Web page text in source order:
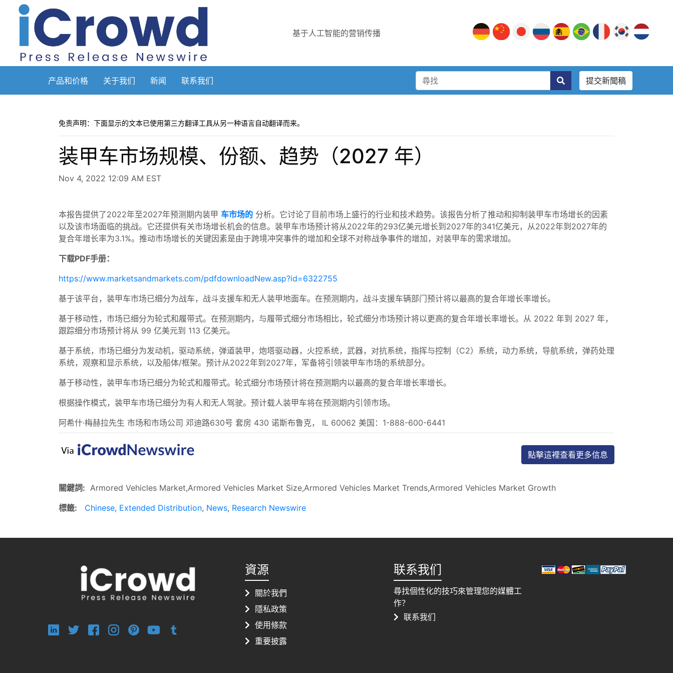
基于人工智能的营销传播
产品和价格 关于我们 新闻 联系我们 提交新聞稿
免责声明：下面显示的文本已使用第三方翻译工具从另一种语言自动翻译而来。
装甲车市场规模、份额、趋势（2027 年）
Nov 4, 2022 12:09 AM EST
本报告提供了2022年至2027年预测期内装甲 车市场的 分析。它讨论了目前市场上盛行的行业和技术趋势。该报告分析了推动和抑制装甲车市场增长的因素
以及该市场面临的挑战。它还提供有关市场增长机会的信息。装甲车市场预计将从2022年的293亿美元增长到2027年的341亿美元，从2022年到2027年的
复合年增长率为3.1%。推动市场增长的关键因素是由于跨境冲突事件的增加和全球不对称战争事件的增加，对装甲车的需求增加。
下载PDF手册：
https://www.marketsandmarkets.com/pdfdownloadNew.asp?id=6322755
基于该平台，装甲车市场已细分为战车，战斗支援车和无人装甲地面车。在预测期内，战斗支援车辆部门预计将以最高的复合年增长率增长。
基于移动性，市场已细分为轮式和履带式。在预测期内，与履带式细分市场相比，轮式细分市场预计将以更高的复合年增长率增长。从 2022 年到 2027 年，
跟踪细分市场预计将从 99 亿美元到 113 亿美元。
基于系统，市场已细分为发动机，驱动系统，弹道装甲，炮塔驱动器，火控系统，武器，对抗系统，指挥与控制（C2）系统，动力系统，导航系统，弹药处理
系统，观察和显示系统，以及船体/框架。预计从2022年到2027年，军备将引领装甲车市场的系统部分。
基于移动性，装甲车市场已细分为轮式和履带式。轮式细分市场预计将在预测期内以最高的复合年增长率增长。
根据操作模式，装甲车市场已细分为有人和无人驾驶。预计载人装甲车将在预测期内引领市场。
阿希什·梅赫拉先生 市场和市场公司 邓迪路630号 套房 430 诺斯布鲁克， IL 60062 美国：1-888-600-6441
點擊這裡查看更多信息
關鍵詞: Armored Vehicles Market,Armored Vehicles Market Size,Armored Vehicles Market Trends,Armored Vehicles Market Growth
標籤:
Chinese, Extended Distribution, News, Research Newswire
資源
關於我們
隱私政策
使用條款
重要披露
联系我们
尋找個性化的技巧來管理您的媒體工
作？
联系我们